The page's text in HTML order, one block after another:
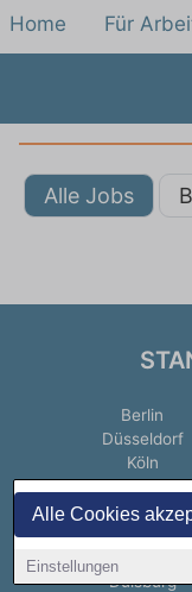
Alle Cookies
Einstellungen
Home Für
Alle Jobs
Berlin
Düsseldorf
Köln
Frankfurt am
Essen
Bremen
Duisburg